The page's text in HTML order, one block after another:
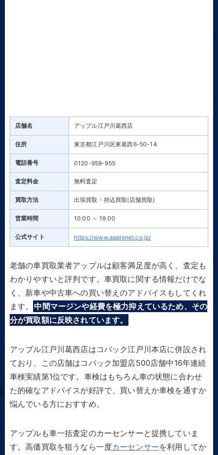
店舗名 アップル江戸川葛西店
住所 東京都江戸川区東葛西6-50-14
電話番号 0120-959-955
査定料金 無料査定
買取方法 出張買取・持込買取(店舗買取)
営業時間 10:00 ～ 19:00
公式サイト https://www.applenet.co.jp/
老舗の車買取業者アップルは顧客満足度が高く、査定も
わかりやすいと評判です。車買取に関する情報だけでな
く、新車や中古車への買い替えのアドバイスもしてくれ
ます。 中間マージンや経費を極力抑えているため、その
分が買取額に反映されています。
アップル江戸川葛西店はコバック江戸川本店に併設され
ており、この店舗はコバック加盟店500店舗中16年連続
車検実績第1位です。車検はもちろん車の状態に合わせ
た的確なアドバイスが好評で、買い替えか車検を通すか
悩んでいる方におすすめ。
アップルも車一括査定のカーセンサーと提携していま
す。高価買取を狙うなら一度カーセンサーを利用してか